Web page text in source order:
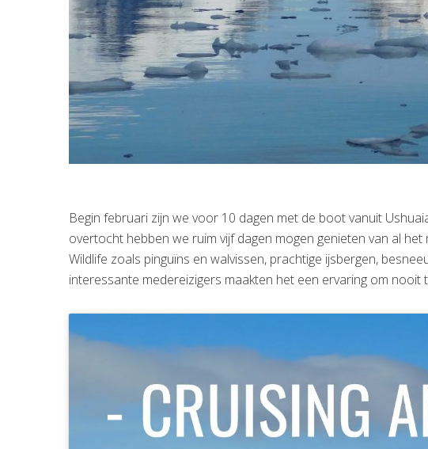
Begin februari zijn we voor 10 dagen met de boot vanuit
overtocht hebben we ruim vijf dagen mogen genieten van al
Wildlife zoals pinguïns en walvissen, prachtige ijsbergen,
interessante medereizigers maakten het een ervaring om nooit